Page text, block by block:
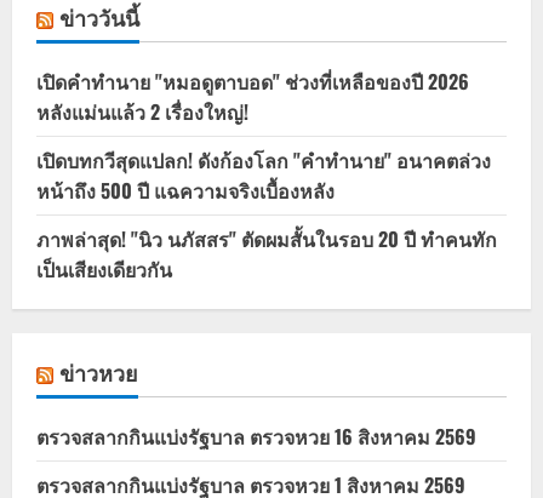
ข่าววันนี้
เปิดคำทำนาย "หมอดูตาบอด" ช่วงที่เหลือของปี 2026
หลังแม่นแล้ว 2 เรื่องใหญ่!
เปิดบทกวีสุดแปลก! ดังก้องโลก "คำทำนาย" อนาคตล่วง
หน้าถึง 500 ปี แฉความจริงเบื้องหลัง
ภาพล่าสุด! "นิว นภัสสร" ตัดผมสั้นในรอบ 20 ปี ทำคนทัก
เป็นเสียงเดียวกัน
ข่าวหวย
ตรวจสลากกินแบ่งรัฐบาล ตรวจหวย 16 สิงหาคม 2569
ตรวจสลากกินแบ่งรัฐบาล ตรวจหวย 1 สิงหาคม 2569